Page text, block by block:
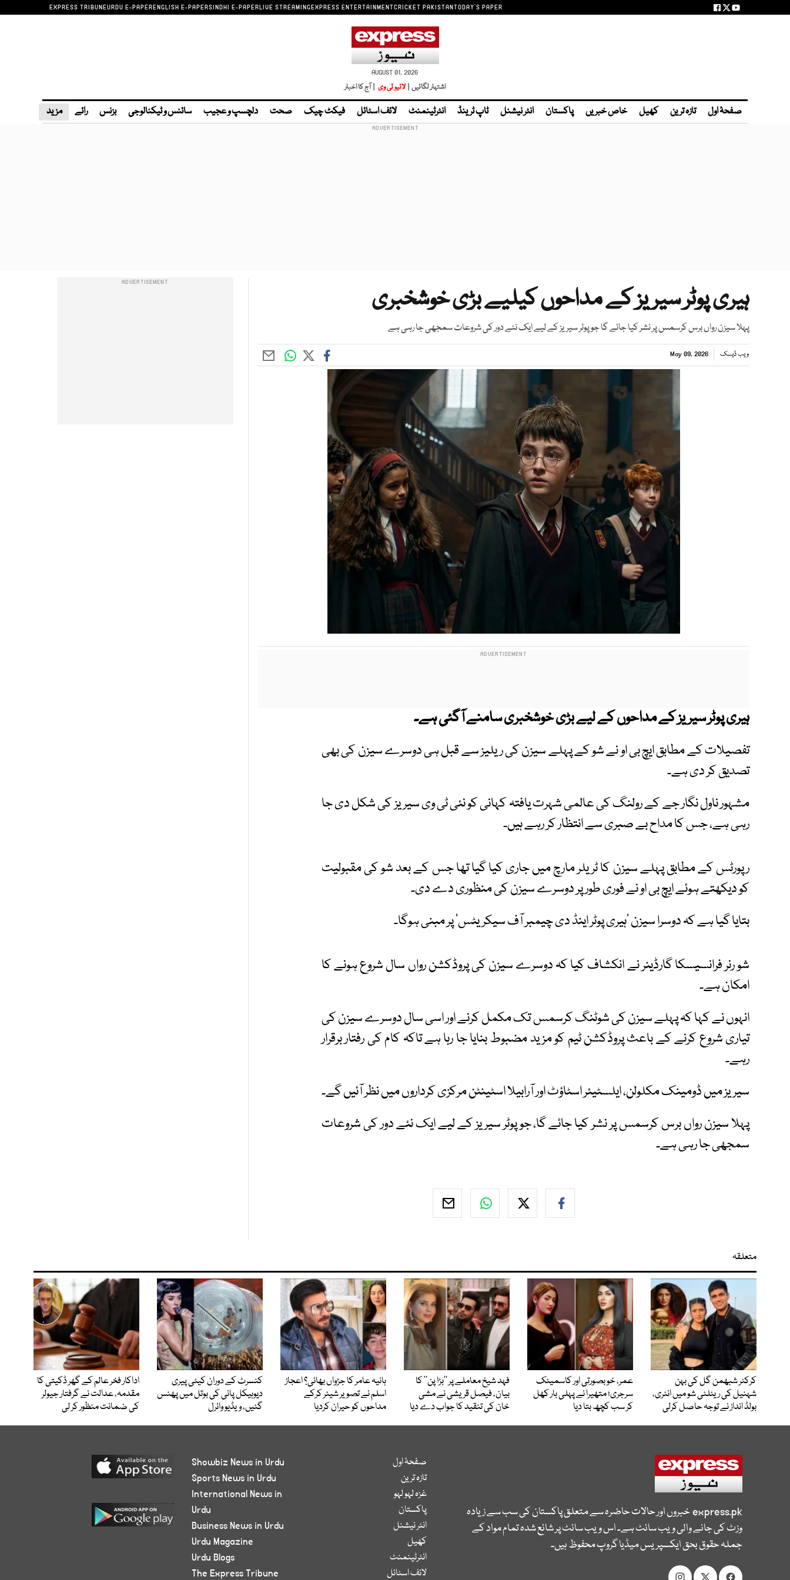
EXPRESS TRIBUNEURDU E-PAPERENGLISH E-PAPERSINDHI E-PAPERLIVE STREAMINGEXPRESS ENTERTAINMENTCRICKET PAKISTANTODAY'S PAPER
AUGUST 01, 2026
اشتہار لگائیں | لائیو ٹی وی | آج کا اخبار
صفحۂ اول تازہ ترین کھیل خاص خبریں پاکستان انٹر نیشنل ٹاپ ٹرینڈ انٹرٹینمنٹ لائف اسٹائل فیکٹ چیک صحت دلچسپ و عجیب سائنس و ٹیکنالوجی بزنس رائے مزید
ہیری پوٹر سیریز کے مداحوں کیلیے بڑی خوشخبری
پہلا سیزن رواں برس کرسمس پر نشر کیا جائے گا جو پوٹر سیریز کے لیے ایک نئے دور کی شروعات سمجھی جا رہی ہے
ویب ڈیسک May 09, 2026
ہیری پوٹر سیریز کے مداحوں کے لیے بڑی خوشخبری سامنے آگئی ہے۔
تفصیلات کے مطابق ایچ بی او نے شو کے پہلے سیزن کی ریلیز سے قبل ہی دوسرے سیزن کی بھی
تصدیق کر دی ہے۔
مشہور ناول نگار جے کے رولنگ کی عالمی شہرت یافتہ کہانی کو نئی ٹی وی سیریز کی شکل دی جا
رہی ہے، جس کا مداح بے صبری سے انتظار کر رہے ہیں۔
رپورٹس کے مطابق پہلے سیزن کا ٹریلر مارچ میں جاری کیا گیا تھا جس کے بعد شو کی مقبولیت
کو دیکھتے ہوئے ایچ بی او نے فوری طور پر دوسرے سیزن کی منظوری دے دی۔
بتایا گیا ہے کہ دوسرا سیزن ’ہیری پوٹر اینڈ دی چیمبر آف سیکریٹس‘ پر مبنی ہوگا۔
شو رنر فرانسیسکا گارڈینر نے انکشاف کیا کہ دوسرے سیزن کی پروڈکشن رواں سال شروع ہونے کا
امکان ہے۔
انہوں نے کہا کہ پہلے سیزن کی شوٹنگ کرسمس تک مکمل کرنے اور اسی سال دوسرے سیزن کی
تیاری شروع کرنے کے باعث پروڈکشن ٹیم کو مزید مضبوط بنایا جا رہا ہے تاکہ کام کی رفتار برقرار
رہے۔
سیریز میں ڈومینک مکلولن، ایلسٹیئر اسٹاؤٹ اور آرابیلا اسٹینٹن مرکزی کرداروں میں نظر آئیں گے۔
پہلا سیزن رواں برس کرسمس پر نشر کیا جائے گا، جو پوٹر سیریز کے لیے ایک نئے دور کی شروعات
سمجھی جا رہی ہے۔
متعلقہ
کرکٹر شبھمن گل کی بہن
شہنیل کی ریئلٹی شو میں انٹری،
بولڈ انداز نے توجہ حاصل کرلی
عمر، خوبصورتی اور کاسمیٹک
سرجری؛ متھیرا نے پہلی بار کھل
کر سب کچھ بتا دیا
فہد شیخ معاملے پر ’’بڑا پن‘‘ کا
بیان، فیصل قریشی نے مشی
خان کی تنقید کا جواب دے دیا
ہانیہ عامر کا جڑواں بھائی؟ اعجاز
اسلم نے تصویر شیئر کرکے
مداحوں کو حیران کردیا
کنسرٹ کے دوران کیٹی پیری
دیوہیکل پانی کی بوتل میں پھنس
گئیں، ویڈیو وائرل
اداکار فخر عالم کے گھر ڈکیتی کا
مقدمہ، عدالت نے گرفتار جیولر
کی ضمانت منظور کر لی
express.pkخبروں اور حالات حاضرہ سے متعلق پاکستان کی سب سے زیادہ
وزٹ کی جانے والی ویب سائٹ ہے۔ اس ویب سائٹ پر شائع شدہ تمام مواد کے
جملہ حقوق بحق ایکسپریس میڈیا گروپ محفوظ ہیں۔
صفحۂ اول
تازہ ترین
غزہ لہو لہو
پاکستان
انٹر نیشنل
کھیل
انٹرٹینمنٹ
لائف اسٹائل
Showbiz News in Urdu
Sports News in Urdu
International News in
Urdu
Business News in Urdu
Urdu Magazine
Urdu Blogs
The Express Tribune